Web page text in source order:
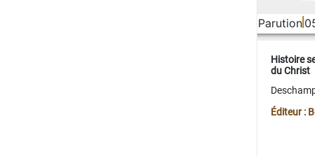
Parution
Histoire
du Christ
Éditeur :